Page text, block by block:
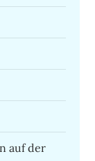
auf der